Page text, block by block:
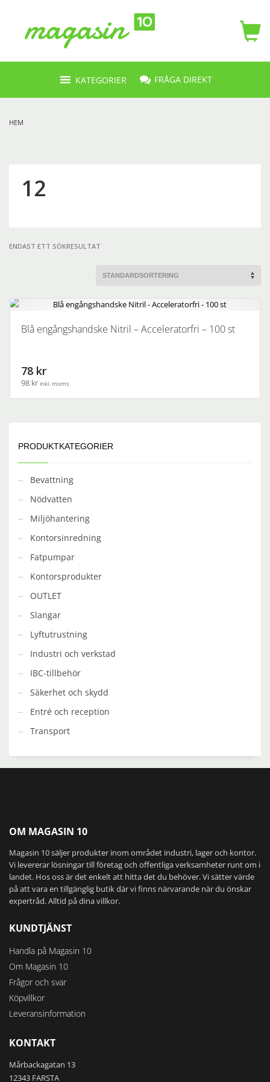
KATEGORIER FRÅGA DIREKT
HEM
12
ENDAST ETT SÖKRESULTAT
Blå engångshandske Nitril – Acceleratorfri – 100 st
78 kr
98 kr inkl. moms
har
olika
väljas
produktsidan
PRODUKTKATEGORIER
Bevattning
Nödvatten
Miljöhantering
Kontorsinredning
Fatpumpar
Kontorsprodukter
OUTLET
Slangar
Lyftutrustning
Industri och verkstad
IBC-tillbehör
Säkerhet och skydd
Entré och reception
Transport
OM MAGASIN 10
Magasin 10 säljer produkter inom området industri, lager och kontor.
Vi levererar lösningar till företag och offentliga verksamheter runt om i
landet. Hos oss är det enkelt att hitta det du behöver. Vi sätter värde
på att vara en tillgänglig butik där vi finns närvarande när du önskar
expertråd. Alltid på dina villkor.
KUNDTJÄNST
Handla på Magasin 10
Om Magasin 10
Frågor och svar
Köpvillkor
Leveransinformation
KONTAKT
Mårbackagatan 13
12343 FARSTA